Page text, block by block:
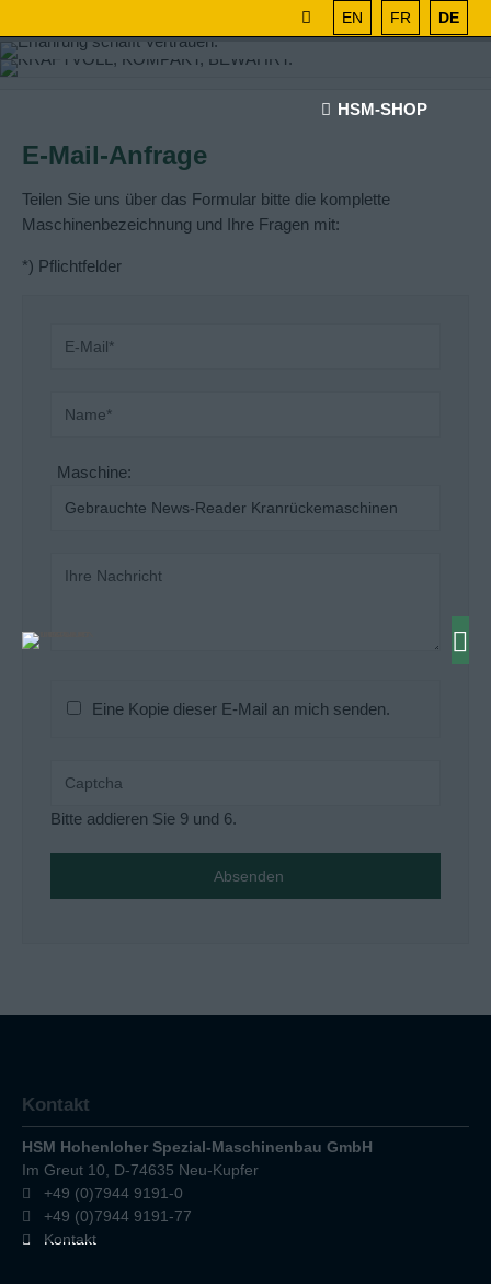
EN FR DE
HSM-SHOP
E-Mail-Anfrage
Teilen Sie uns über das Formular bitte die komplette
Maschinenbezeichnung und Ihre Fragen mit:
*) Pflichtfelder
Maschine:
Eine Kopie dieser E-Mail an mich senden.
Bitte addieren Sie 9 und 6.
Absenden
Kontakt
HSM Hohenloher Spezial-Maschinenbau GmbH
Im Greut 10, D-74635 Neu-Kupfer
+49 (0)7944 9191-0
+49 (0)7944 9191-77
Kontakt